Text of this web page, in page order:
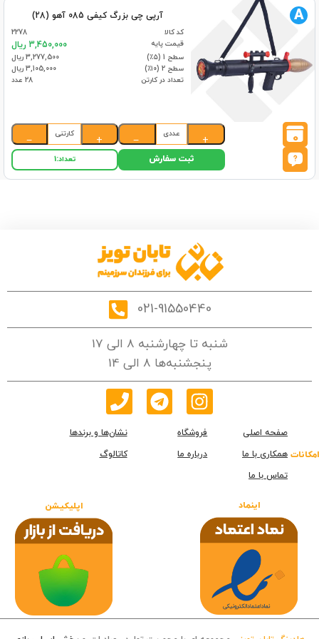
آرپی چی بزرگ کیفی 085 آهو (28)
کد کالا
2278
قیمت پایه
3,450,000 ریال
سطح 1 (۵٪)
3,277,500 ریال
سطح 2 (۱۰٪)
3,105,000 ریال
تعداد در کارتن
28 عدد
0
A
+
عددی
−
+
کارتنی
−
ثبت سفارش تعداد:1
021-91550440
شنبه تا چهارشنبه 8 الی 17
پنجشنبه‌ها 8 الی 14
امکانات
صفحه اصلی فروشگاه
نشان‌ها و برندها
همکاری با ما
درباره ما
کاتالوگ
تماس با ما
اینماد اپلیکیشن